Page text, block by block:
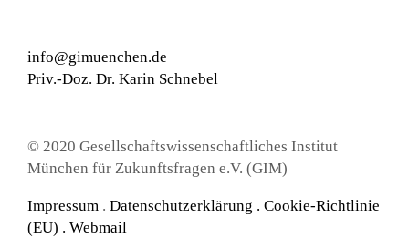
info@gimuenchen.de
Priv.-Doz. Dr. Karin Schnebel
© 2020 Gesellschaftswissenschaftliches Institut
München für Zukunftsfragen e.V. (GIM)
Impressum . Datenschutzerklärung . Cookie-Richtlinie
(EU) . Webmail